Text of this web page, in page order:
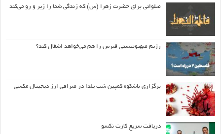
صلواتی برای حضرت زهرا (س) که زندگی شما را زیر و رو می‌کند
رژیم صهیونیستی قبرس را هم می‌خواهد اشغال کند؟
برگزاری باشکوه کمپین شب یلدا در صرافی ارز دیجیتال مکسی
دریافت سریع کارت نکسو